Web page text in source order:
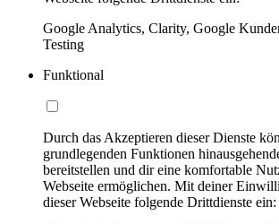
Google Analytics, Clarity, Google
Testing
Funktional
Durch das Akzeptieren dieser Dienste
grundlegenden Funktionen
bereitstellen und dir eine komfortable
Webseite ermöglichen. Mit deiner
dieser Webseite folgende Drittdienste ein: